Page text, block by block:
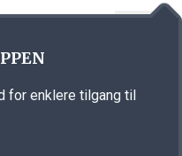
for enklere tilgang til